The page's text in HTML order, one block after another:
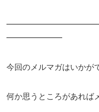
━━━━━━━
今回のメルマガはいかが
何か思うところがあれば